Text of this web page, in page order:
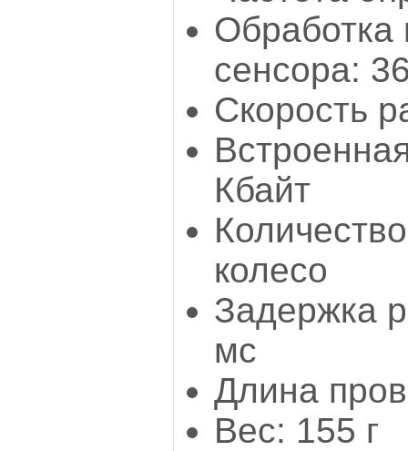
Обработка
сенсора:
Скорость
Кбайт
колесо
Задержка
мс
Длина
Вес: 155 г